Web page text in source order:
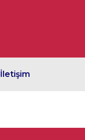
İletişim